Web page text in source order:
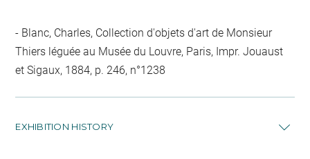
Blanc, Charles, Collection d'objets d'art de Monsieur
Thiers léguée au Musée du Louvre, Paris, Impr. Jouaust
et Sigaux, 1884, p. 246, n°1238
EXHIBITION HISTORY